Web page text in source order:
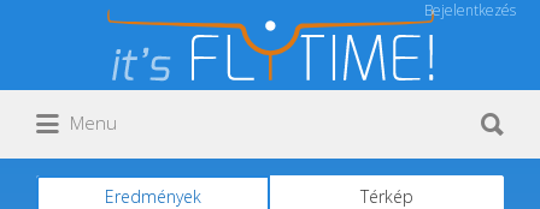
Bejelentkezés
Keresés:
Menu
Eredmények Térkép